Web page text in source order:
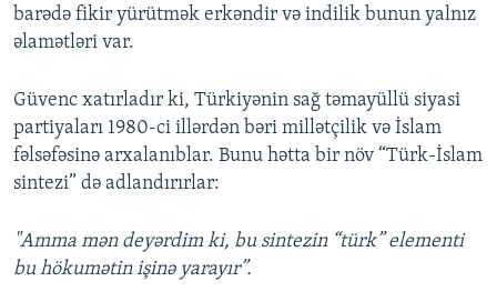
barədə fikir yürütmək erkəndir və indilik bunun yalnız
əlamətləri var.
Güvenc xatırladır ki, Türkiyənin sağ təmayüllü siyasi
partiyaları 1980-ci illərdən bəri millətçilik və İslam
fəlsəfəsinə arxalanıblar. Bunu hətta bir növ “Türk-İslam
sintezi” də adlandırırlar:
"Amma mən deyərdim ki, bu sintezin “türk” elementi
bu hökumətin işinə yarayır”.